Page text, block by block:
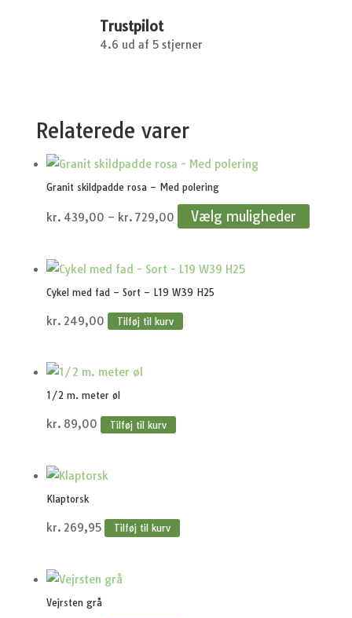
Trustpilot
4.6 ud af 5 stjerner
Relaterede varer
Granit skildpadde rosa – Med polering
kr. 439,00 – kr. 729,00Prisinterval:
kr.729,00
Vælg muligheder
Cykel med fad – Sort – L19 W39 H25
kr. 249,00 Tilføj til kurv
1/2 m. meter øl
kr. 89,00 Tilføj til kurv
Klaptorsk
kr. 269,95 Tilføj til kurv
Vejrsten grå